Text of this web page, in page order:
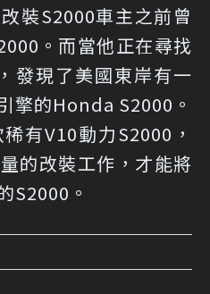
裝S2000車主之前曾
。而當他正在尋找
發現了美國東岸有一
擎的Honda S2000。
有V10動力S2000，
的改裝工作，才能將
S2000。